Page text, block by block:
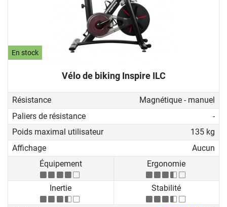
En stock
Vélo de biking Inspire ILC
Résistance
Magnétique - manuel
Paliers de résistance
-
Poids maximal utilisateur
135 kg
Affichage
Aucun
Équipement
Ergonomie
Inertie Stabilité